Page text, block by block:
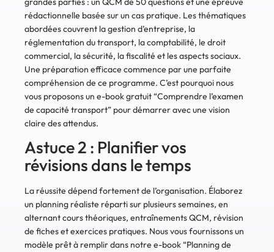
rédactionnelle basée sur un cas pratique. Les thématiques
abordées couvrent la gestion d’entreprise, la
réglementation du transport, la comptabilité, le droit
commercial, la sécurité, la fiscalité et les aspects sociaux.
Une préparation efficace commence par une parfaite
compréhension de ce programme. C’est pourquoi nous
vous proposons un e-book gratuit “Comprendre l’examen
de capacité transport” pour démarrer avec une vision
claire des attendus.
Astuce 2 : Planifier vos
révisions dans le temps
La réussite dépend fortement de l’organisation. Élaborez
un planning réaliste réparti sur plusieurs semaines, en
alternant cours théoriques, entraînements QCM, révision
de fiches et exercices pratiques. Nous vous fournissons un
modèle prêt à remplir dans notre e-book “Planning de